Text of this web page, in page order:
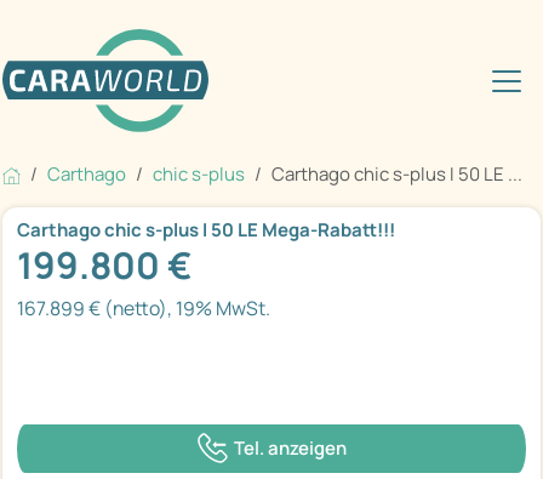
Carthago chic s-plus Carthago chic s-plus I 50 LE ...
Carthago chic s-plus I 50 LE Mega-Rabatt!!!
199.800 €
167.899 € (netto), 19% MwSt.
Tel. anzeigen